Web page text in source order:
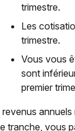
trimestre.
Les
trimestre.
Vous vous
sont
premier
revenus
tranche, vous